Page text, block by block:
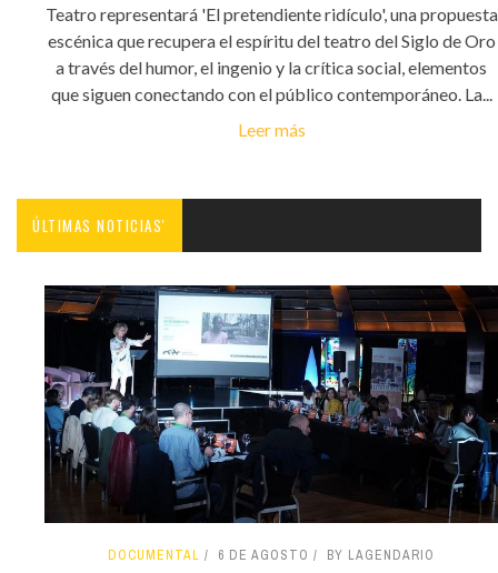
Teatro representará 'El pretendiente ridículo', una propuesta
escénica que recupera el espíritu del teatro del Siglo de Oro
a través del humor, el ingenio y la crítica social, elementos
que siguen conectando con el público contemporáneo. La...
Leer más
ÚLTIMAS NOTICIAS'
DOCUMENTAL 6 DE AGOSTO BY LAGENDARIO